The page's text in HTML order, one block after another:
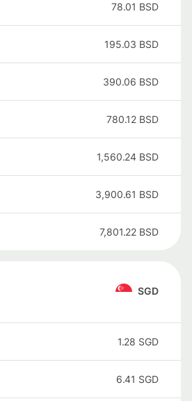
78.01 BSD
195.03 BSD
390.06 BSD
780.12 BSD
1,560.24 BSD
3,900.61 BSD
7,801.22 BSD
SGD
1.28 SGD
6.41 SGD